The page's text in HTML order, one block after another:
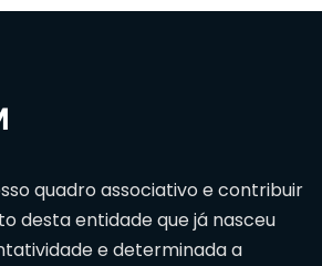
quadro associativo e contribuir
desta entidade que já nasceu
e determinada a